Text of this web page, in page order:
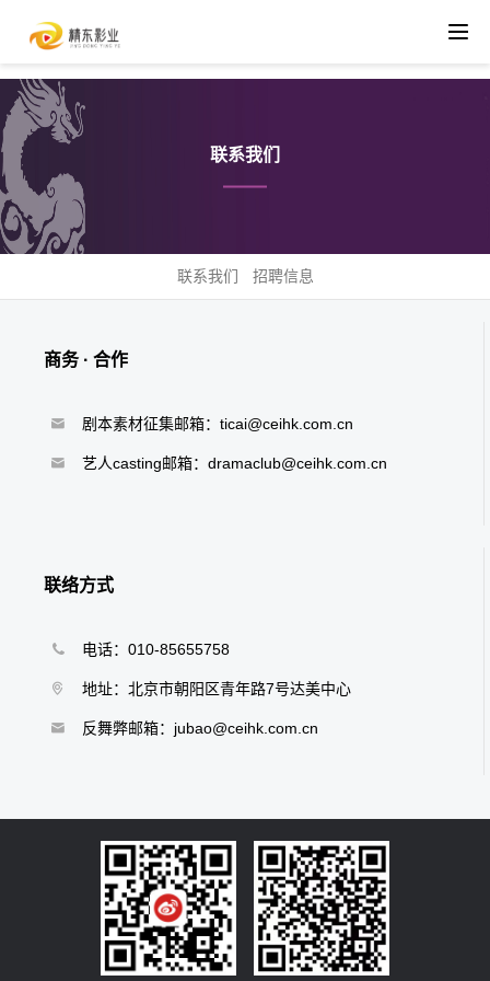
联系我们
联系我们 招聘信息
商务 · 合作
剧本素材征集邮箱：ticai@ceihk.com.cn
艺人casting邮箱：dramaclub@ceihk.com.cn
联络方式
电话：010-85655758
地址：北京市朝阳区青年路7号达美中心
反舞弊邮箱：jubao@ceihk.com.cn